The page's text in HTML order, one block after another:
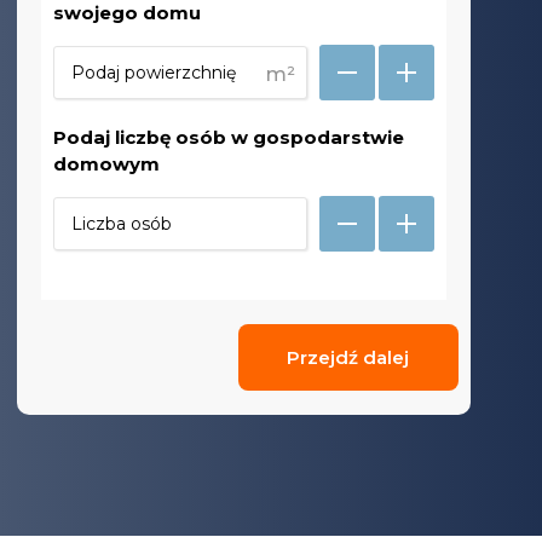
swojego domu
m²
Podaj liczbę osób w gospodarstwie
domowym
Przejdź dalej